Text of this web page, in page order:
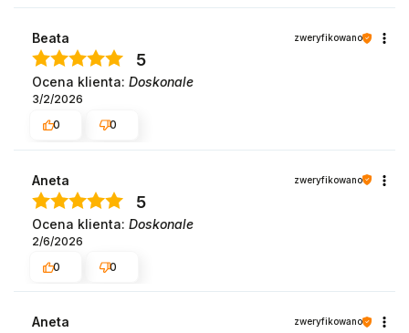
Beata zweryfikowano
5
Ocena klienta: Doskonale
3/2/2026
0
0
Aneta zweryfikowano
5
Ocena klienta: Doskonale
2/6/2026
0
0
Aneta zweryfikowano